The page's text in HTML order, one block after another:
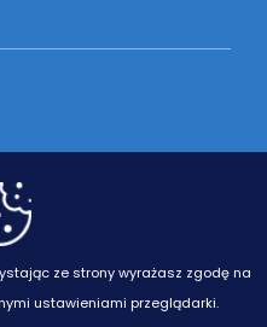
ze strony wyrażasz zgodę na
ustawieniami przeglądarki.